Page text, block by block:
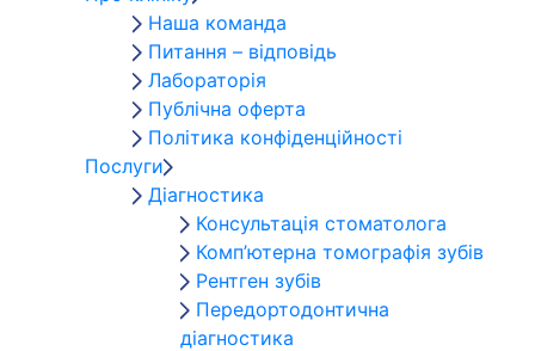
Наша команда
Питання – відповідь
Лабораторія
Публічна оферта
Політика конфіденційності
Послуги
Діагностика
Консультація стоматолога
Комп’ютерна томографія зубів
Рентген зубів
Передортодонтична
діагностика